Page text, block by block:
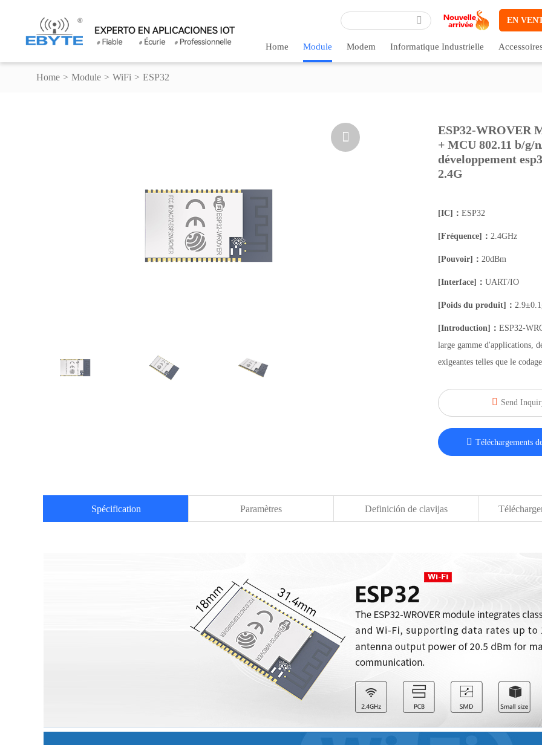
EN
Home Module Modem Informatique Industrielle
Home > Module > WiFi > ESP32

ESP32-WROVER
+ MCU 802.11 b/g/
développement
2.4G
[IC]： ESP32
[Fréquence]： 2.4GHz
[Pouvoir]： 20dBm
[Interface]： UART/IO
[Poids du produit]：
[Introduction]： ESP32-
large gamme d'applications,
exigeantes telles que le
 Send
 Téléchargements
Spécification Paramètres Definición de clavijas